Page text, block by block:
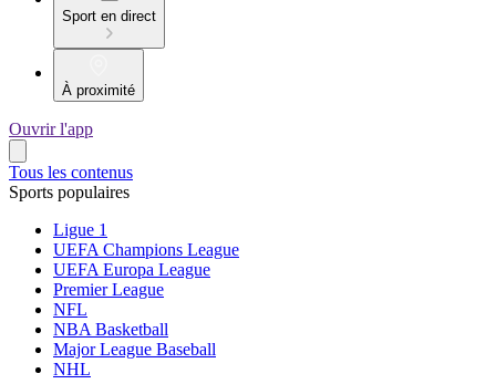
Sport en direct
À proximité
Ouvrir l'app
Tous les contenus
Sports populaires
Ligue 1
UEFA Champions League
UEFA Europa League
Premier League
NFL
NBA Basketball
Major League Baseball
NHL